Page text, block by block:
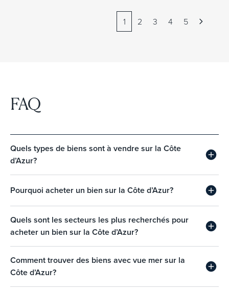
1 2 3 4 5
FAQ
Quels types de biens sont à vendre sur la Côte
d’Azur?
Pourquoi acheter un bien sur la Côte d’Azur?
Quels sont les secteurs les plus recherchés pour
acheter un bien sur la Côte d’Azur?
Comment trouver des biens avec vue mer sur la
Côte d’Azur?